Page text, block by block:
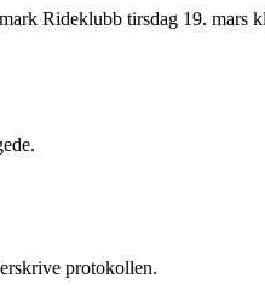
Rideklubb tirsdag 19. mars
protokollen.